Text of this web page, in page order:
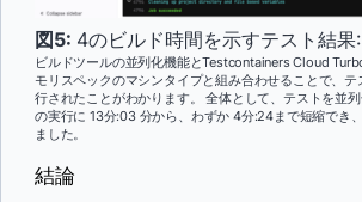
図5: 4のビルド時間を示すテスト結果
ビルドツールの並列化機能とTestcontainers Cloud
モリスペックのマシンタイプと組み合わせることで、
行されたことがわかります。 全体として、テストを並
の実行に 13分:03 分から、わずか 4分:24まで短縮でき
ました。
結論